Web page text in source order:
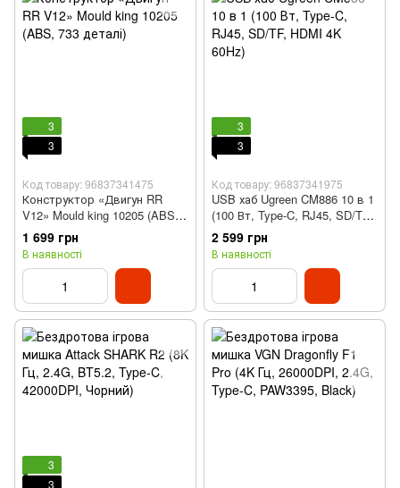
3
3
Код товару: 96837341475
Конструктор «Двигун RR
V12» Mould king 10205 (ABS,
733 деталі)
1 699 грн
В наявності
3
3
Код товару: 96837341975
USB хаб Ugreen CM886 10 в 1
(100 Вт, Type-C, RJ45, SD/TF,
HDMI 4K 60Hz)
2 599 грн
В наявності
3
3